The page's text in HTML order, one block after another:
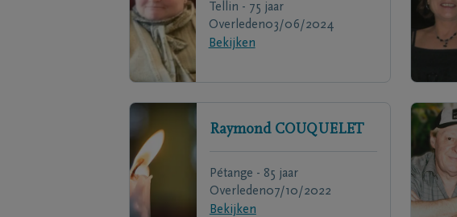
Tellin - 75 jaar
Overleden03/06/2024
Bekijken
Raymond COUQUELET
Pétange - 85 jaar
Overleden07/10/2022
Bekijken